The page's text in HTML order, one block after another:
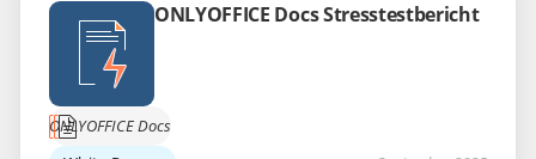
ONLYOFFICE Docs Stresstestbericht
ONLYOFFICE Docs